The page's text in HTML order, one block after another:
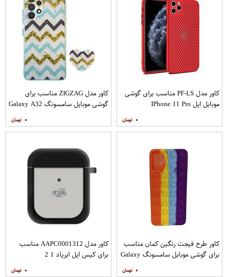
کاور مدل PF-LS مناسب برای گوشی
موبایل اپل IPhone 11 Pro
۰
کاور مدل ZIGZAG مناسب برای
گوشی موبایل سامسونگ Galaxy A32
۰
کاور طرح فیجت رنگین کمان مناسب
برای گوشی موبایل سامسونگ Galaxy
۰
کاور مدل AAPC0001312 مناسب
برای کیس اپل ایرپاد 1 2
۰